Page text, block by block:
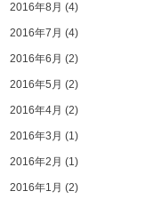
2016年8月 (4)
2016年7月 (4)
2016年6月 (2)
2016年5月 (2)
2016年4月 (2)
2016年3月 (1)
2016年2月 (1)
2016年1月 (2)